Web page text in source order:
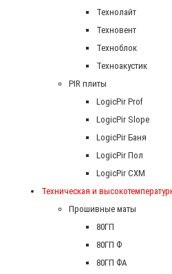
Технолайт
Техновент
Техноблок
Техноакустик
PIR плиты
LogicPir Prof
LogicPir Slope
LogicPir Баня
LogicPir Пол
LogicPir СХМ
Техническая и
Прошивные маты
80ГП
80ГП Ф
80ГП ФА